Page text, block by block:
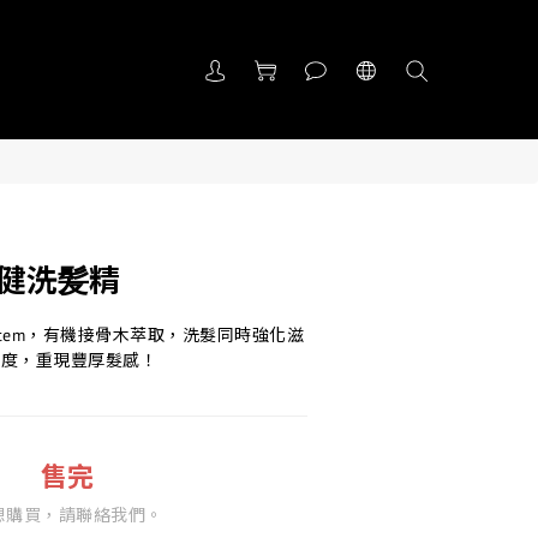
洗髪精
，有機接骨木萃取，洗髮同時強化滋
，重現豐厚髮感！
售完
購買，請聯絡我們。